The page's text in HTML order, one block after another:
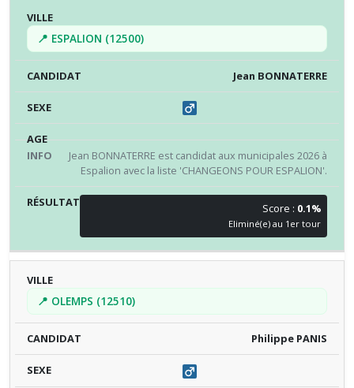
📍 ESPALION (12500)
Jean BONNATERRE
Jean BONNATERRE est candidat aux municipales 2026 à
Espalion avec la liste 'CHANGEONS POUR ESPALION'.
Score : 0.1%
Eliminé(e) au 1er tour
📍 OLEMPS (12510)
Philippe PANIS